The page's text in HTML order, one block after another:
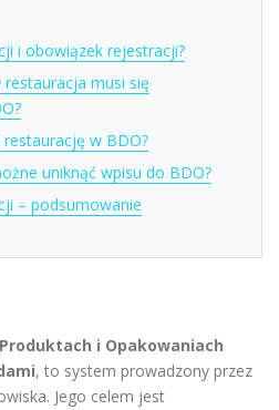
i obowiązek rejestracji?
restauracja musi się
w BDO?
uniknąć wpisu do BDO?
– podsumowanie
i Opakowaniach
, to system prowadzony przez
Jego celem jest